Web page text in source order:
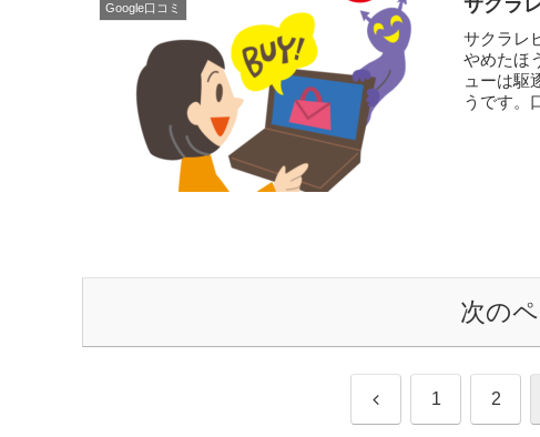
Google口コミ サクラ
サクラレ
やめたほ
ューは駆
うです。
次の
前 1 2